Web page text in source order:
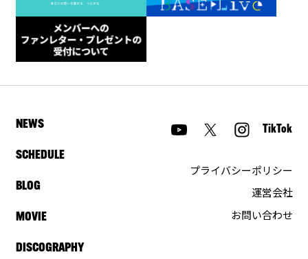
NEWS
SCHEDULE
BLOG
MOVIE
DISCOGRAPHY
TikTok
プライバシーポリシー
運営会社
お問い合わせ